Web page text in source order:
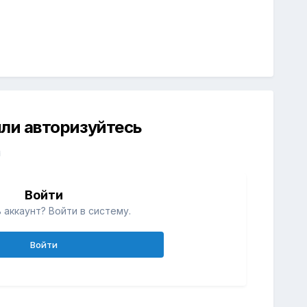
авторизуйтесь
Войти
Войти в систему.
Войти